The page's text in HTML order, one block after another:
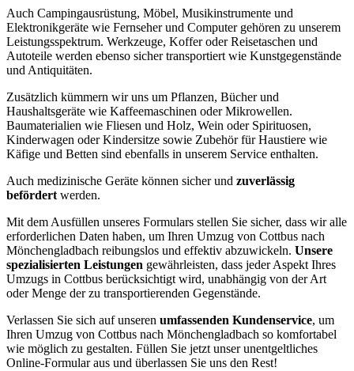
Auch Campingausrüstung, Möbel, Musikinstrumente und
Elektronikgeräte wie Fernseher und Computer gehören zu unserem
Leistungsspektrum. Werkzeuge, Koffer oder Reisetaschen und
Autoteile werden ebenso sicher transportiert wie Kunstgegenstände
und Antiquitäten.
Zusätzlich kümmern wir uns um Pflanzen, Bücher und
Haushaltsgeräte wie Kaffeemaschinen oder Mikrowellen.
Baumaterialien wie Fliesen und Holz, Wein oder Spirituosen,
Kinderwagen oder Kindersitze sowie Zubehör für Haustiere wie
Käfige und Betten sind ebenfalls in unserem Service enthalten.
Auch medizinische Geräte können sicher und zuverlässig
befördert werden.
Mit dem Ausfüllen unseres Formulars stellen Sie sicher, dass wir alle
erforderlichen Daten haben, um Ihren Umzug von Cottbus nach
Mönchengladbach reibungslos und effektiv abzuwickeln. Unsere
spezialisierten Leistungen gewährleisten, dass jeder Aspekt Ihres
Umzugs in Cottbus berücksichtigt wird, unabhängig von der Art
oder Menge der zu transportierenden Gegenstände.
Verlassen Sie sich auf unseren umfassenden Kundenservice, um
Ihren Umzug von Cottbus nach Mönchengladbach so komfortabel
wie möglich zu gestalten. Füllen Sie jetzt unser unentgeltliches
Online-Formular aus und überlassen Sie uns den Rest!